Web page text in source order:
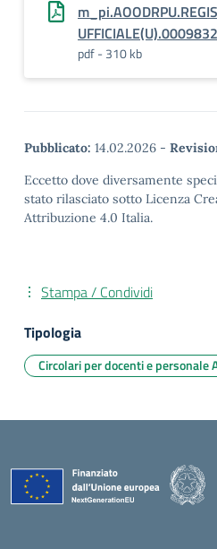
pdf - 310 kb
Pubblicato: 14.02.2026 -
Eccetto dove diversamente
stato rilasciato sotto Licenza
Attribuzione 4.0 Italia.
Stampa / Condividi
Tipologia
Circolari per docenti e personale